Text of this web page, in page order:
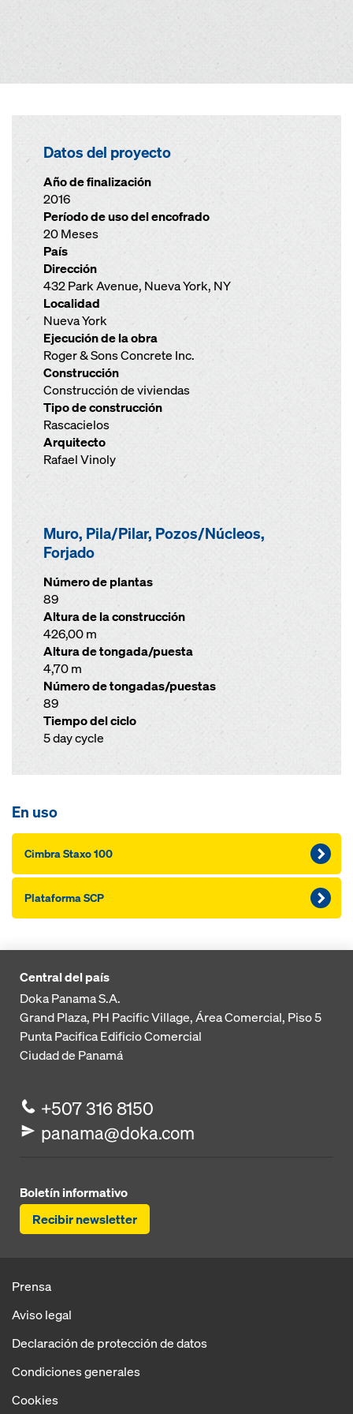
Datos del proyecto
Año de finalización
2016
Período de uso del encofrado
20 Meses
País
Dirección
432 Park Avenue, Nueva York, NY
Localidad
Nueva York
Ejecución de la obra
Roger & Sons Concrete Inc.
Construcción
Construcción de viviendas
Tipo de construcción
Rascacielos
Arquitecto
Rafael Vinoly
Muro, Pila/Pilar, Pozos/Núcleos,
Forjado
Número de plantas
89
Altura de la construcción
426,00 m
Altura de tongada/puesta
4,70 m
Número de tongadas/puestas
89
Tiempo del ciclo
5 day cycle
En uso
Cimbra Staxo 100
Plataforma SCP
Central del país
Doka Panama S.A.
Grand Plaza, PH Pacific Village, Área Comercial, Piso 5
Punta PacificaEdificio Comercial
Ciudad de Panamá
+507 316 8150
panama@doka.com
Boletín informativo
Recibir newsletter
Prensa
Aviso legal
Declaración de protección de datos
Condiciones generales
Cookies